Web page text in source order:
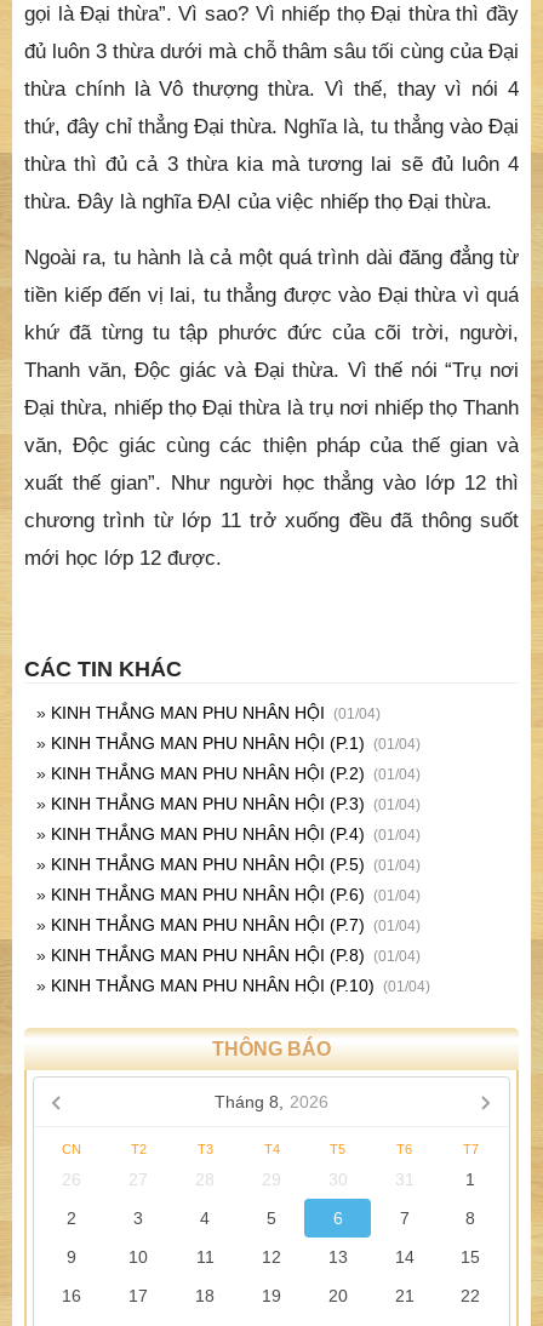
giác cùng các thiện pháp của thế gian và xuất thế
gian.
Trên, phân bày chánh pháp có đến 4 thứ là thiện căn
cõi Trời Người, Thanh văn, Duyên giác và Vô thượng
thừa. Đây phu nhân nói thẳng “Nhiếp thọ chánh pháp
gọi là Đại thừa”. Vì sao? Vì nhiếp thọ Đại thừa thì đầy
đủ luôn 3 thừa dưới mà chỗ thâm sâu tối cùng của Đại
thừa chính là Vô thượng thừa. Vì thế, thay vì nói 4
thứ, đây chỉ thẳng Đại thừa. Nghĩa là, tu thẳng vào Đại
thừa thì đủ cả 3 thừa kia mà tương lai sẽ đủ luôn 4
thừa. Đây là nghĩa ĐẠI của việc nhiếp thọ Đại thừa.
Ngoài ra, tu hành là cả một quá trình dài đăng đẳng từ
tiền kiếp đến vị lai, tu thẳng được vào Đại thừa vì quá
khứ đã từng tu tập phước đức của cõi trời, người,
Thanh văn, Độc giác và Đại thừa. Vì thế nói “Trụ nơi
xuất thế gian”. Như người học thẳng vào lớp 12 thì
chương trình từ lớp 11 trở xuống đều đã thông suốt
mới học lớp 12 được.
CÁC TIN KHÁC
KINH THẮNG MAN PHU NHÂN HỘI
KINH THẮNG MAN PHU NHÂN HỘI (P.1)
KINH THẮNG MAN PHU NHÂN HỘI (P.2)
»KINH THẮNG MAN PHU NHÂN HỘI (P.4)(01/04)
»KINH THẮNG MAN PHU NHÂN HỘI (P.5)(01/04)
KINH THẮNG MAN PHU NHÂN HỘI (P.6)
KINH THẮNG MAN PHU NHÂN HỘI (P.8) (01/04)
KINH THẮNG MAN PHU NHÂN HỘI (P.10) (01/04)
THÔNG BÁO
Tháng 8,